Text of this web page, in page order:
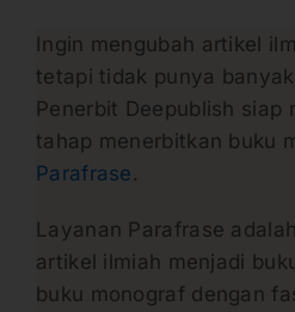
Ingin mengubah artikel
tetapi tidak punya
Penerbit Deepublish siap
tahap menerbitkan buku
Parafrase .
Layanan Parafrase
artikel ilmiah menjadi
buku monograf dengan